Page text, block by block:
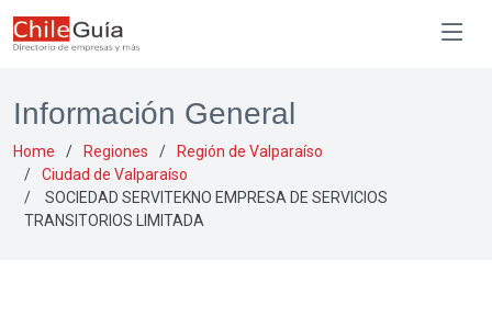
Información General
Home Regiones
Región de Valparaíso
Ciudad de Valparaíso
SOCIEDAD SERVITEKNO EMPRESA DE SERVICIOS
TRANSITORIOS LIMITADA